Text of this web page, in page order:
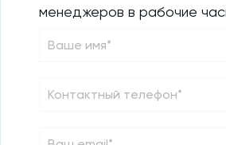
менеджеров в рабочие